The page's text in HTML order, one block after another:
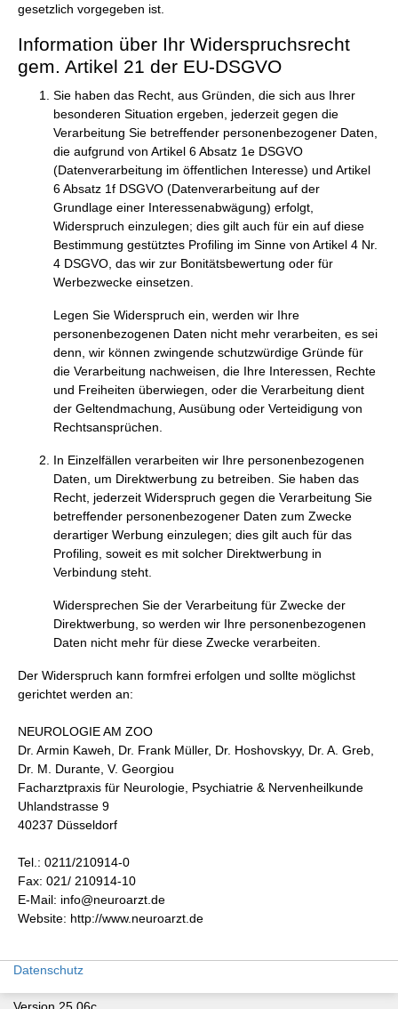
gesetzlich vorgegeben ist.
Information über Ihr Widerspruchsrecht
gem. Artikel 21 der EU-DSGVO
Sie haben das Recht, aus Gründen, die sich aus Ihrer
besonderen Situation ergeben, jederzeit gegen die
Verarbeitung Sie betreffender personenbezogener Daten,
die aufgrund von Artikel 6 Absatz 1e DSGVO
(Datenverarbeitung im öffentlichen Interesse) und Artikel
6 Absatz 1f DSGVO (Datenverarbeitung auf der
Grundlage einer Interessenabwägung) erfolgt,
Widerspruch einzulegen; dies gilt auch für ein auf diese
Bestimmung gestütztes Profiling im Sinne von Artikel 4 Nr.
4 DSGVO, das wir zur Bonitätsbewertung oder für
Werbezwecke einsetzen.
Legen Sie Widerspruch ein, werden wir Ihre
personenbezogenen Daten nicht mehr verarbeiten, es sei
denn, wir können zwingende schutzwürdige Gründe für
die Verarbeitung nachweisen, die Ihre Interessen, Rechte
und Freiheiten überwiegen, oder die Verarbeitung dient
der Geltendmachung, Ausübung oder Verteidigung von
Rechtsansprüchen.
In Einzelfällen verarbeiten wir Ihre personenbezogenen
Daten, um Direktwerbung zu betreiben. Sie haben das
Recht, jederzeit Widerspruch gegen die Verarbeitung Sie
betreffender personenbezogener Daten zum Zwecke
derartiger Werbung einzulegen; dies gilt auch für das
Profiling, soweit es mit solcher Direktwerbung in
Verbindung steht.
Widersprechen Sie der Verarbeitung für Zwecke der
Direktwerbung, so werden wir Ihre personenbezogenen
Daten nicht mehr für diese Zwecke verarbeiten.
Der Widerspruch kann formfrei erfolgen und sollte möglichst
gerichtet werden an:
NEUROLOGIE AM ZOO
Dr. Armin Kaweh, Dr. Frank Müller, Dr. Hoshovskyy, Dr. A. Greb,
Dr. M. Durante, V. Georgiou
Facharztpraxis für Neurologie, Psychiatrie & Nervenheilkunde
Uhlandstrasse 9
40237 Düsseldorf
Tel.: 0211/210914-0
Fax: 021/ 210914-10
E-Mail: info@neuroarzt.de
Website: http://www.neuroarzt.de
Datenschutz